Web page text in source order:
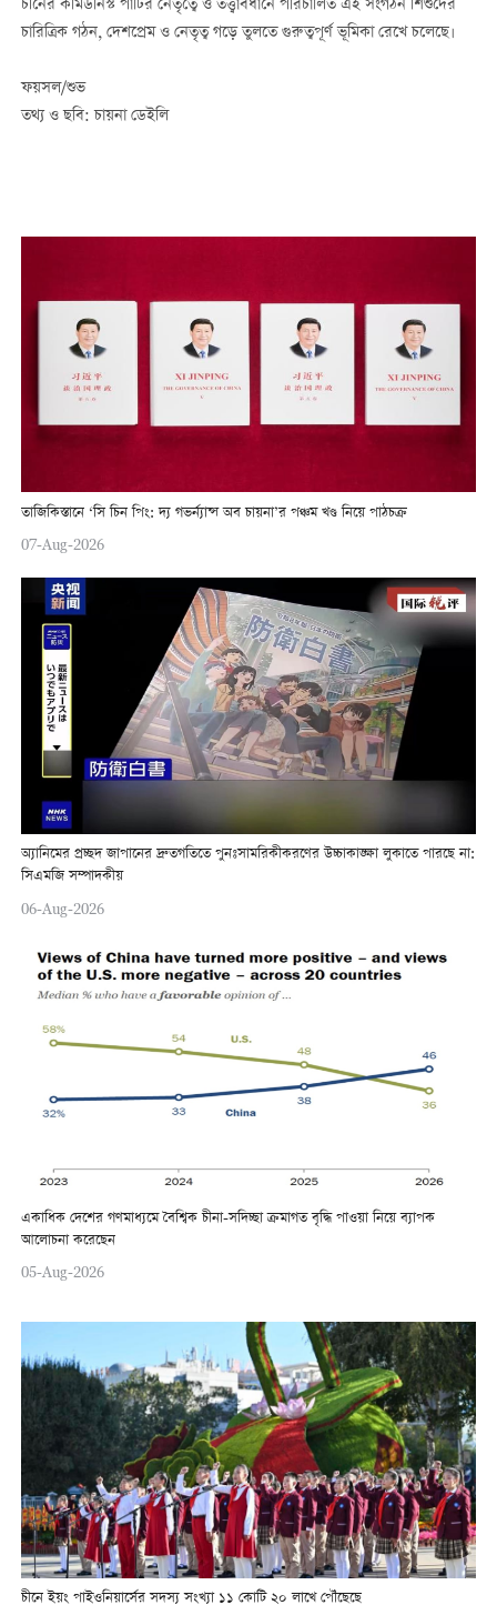
চীনের কমিউনিস্ট পার্টির নেতৃত্বে ও তত্ত্বাবধানে পরিচালিত এই সংগঠন শিশুদের
চারিত্রিক গঠন, দেশপ্রেম ও নেতৃত্ব গড়ে তুলতে গুরুত্বপূর্ণ ভূমিকা রেখে চলেছে।
ফয়সল/শুভ
তথ্য ও ছবি: চায়না ডেইলি
তাজিকিস্তানে ‘সি চিন পিং: দ্য গভর্ন্যান্স অব চায়না’র পঞ্চম খণ্ড নিয়ে পাঠচক্র
07-Aug-2026
অ্যানিমের প্রচ্ছদ জাপানের দ্রুতগতিতে পুনঃসামরিকীকরণের উচ্চাকাঙ্ক্ষা লুকাতে পারছে না:
সিএমজি সম্পাদকীয়
06-Aug-2026
একাধিক দেশের গণমাধ্যমে বৈশ্বিক চীনা-সদিচ্ছা ক্রমাগত বৃদ্ধি পাওয়া নিয়ে ব্যাপক
আলোচনা করেছেন
05-Aug-2026
চীনে ইয়ং পাইওনিয়ার্সের সদস্য সংখ্যা ১১ কোটি ২০ লাখে পৌঁছেছে